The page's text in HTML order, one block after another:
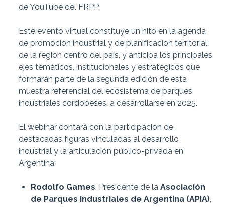
de YouTube del FRPP.
Este evento virtual constituye un hito en la agenda
de promoción industrial y de planificación territorial
de la región centro del país, y anticipa los principales
ejes temáticos, institucionales y estratégicos que
formarán parte de la segunda edición de esta
muestra referencial del ecosistema de parques
industriales cordobeses, a desarrollarse en 2025.
El webinar contará con la participación de
destacadas figuras vinculadas al desarrollo
industrial y la articulación público-privada en
Argentina:
Rodolfo Games , Presidente de la Asociación
de Parques Industriales de Argentina (APIA)